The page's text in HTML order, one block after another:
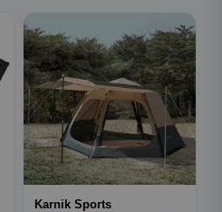
Karnik Sports